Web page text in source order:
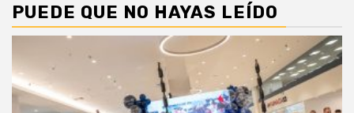
PUEDE QUE NO HAYAS LEÍDO